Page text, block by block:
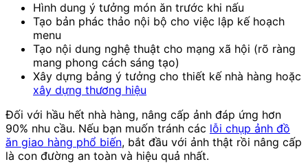
Hình dung ý tưởng món ăn trước khi nấu
Tạo bản phác thảo nội bộ cho việc lập kế hoạch
menu
Tạo nội dung nghệ thuật cho mạng xã hội (rõ ràng
mang phong cách sáng tạo)
Xây dựng bảng ý tưởng cho thiết kế nhà hàng hoặc
xây dựng thương hiệu
Đối với hầu hết nhà hàng, nâng cấp ảnh đáp ứng hơn
90% nhu cầu. Nếu bạn muốn tránh các lỗi chụp ảnh đồ
ăn giao hàng phổ biến, bắt đầu với ảnh thật rồi nâng cấp
là con đường an toàn và hiệu quả nhất.